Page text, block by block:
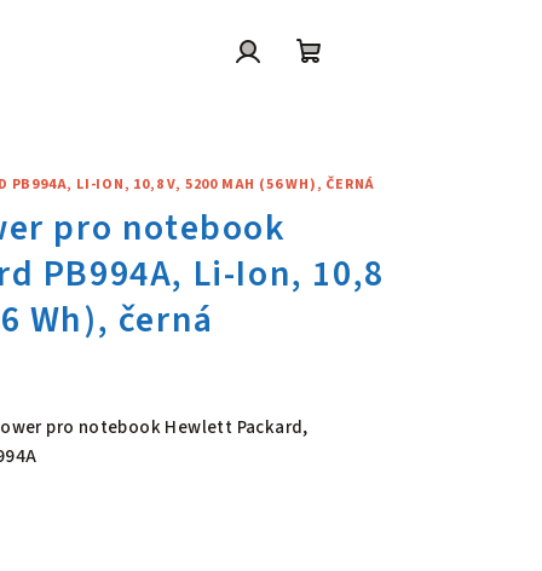
PB994A, LI-ION, 10,8 V, 5200 MAH (56 WH), ČERNÁ
pro notebook Hewlett
pro notebook Hewlett Packard,